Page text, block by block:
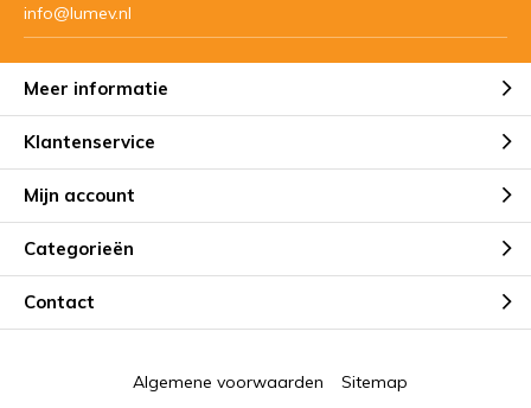
info@lumev.nl
Meer informatie
Klantenservice
Mijn account
Categorieën
Contact
Algemene voorwaarden Sitemap